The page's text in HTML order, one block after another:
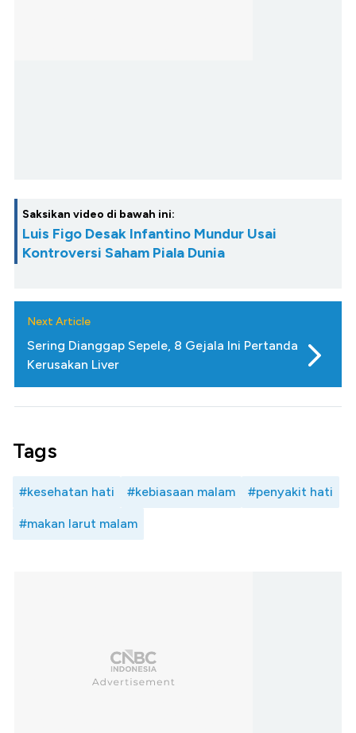
Saksikan video di bawah ini:
Luis Figo Desak Infantino Mundur Usai
Kontroversi Saham Piala Dunia
Next Article
Sering Dianggap Sepele, 8 Gejala Ini Pertanda
Kerusakan Liver
Tags
#kesehatan hati #kebiasaan malam #penyakit hati
#makan larut malam